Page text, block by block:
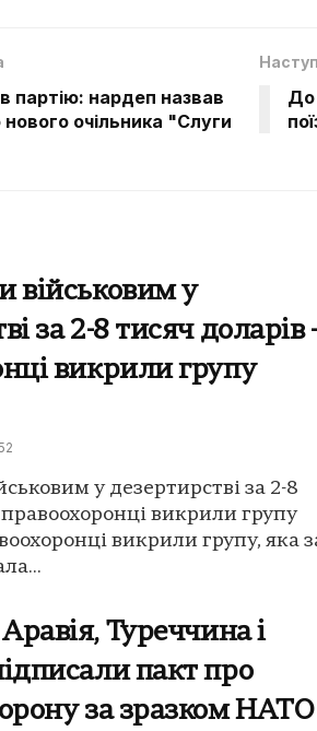
партію: нардеп назвав
нового очільника "Слуги
До
військовим у
за 2-8 тисяч доларів
викрили групу
у дезертирстві за 2-8
викрили групу
викрили групу, яка
Туреччина і
пакт про
за зразком НАТО